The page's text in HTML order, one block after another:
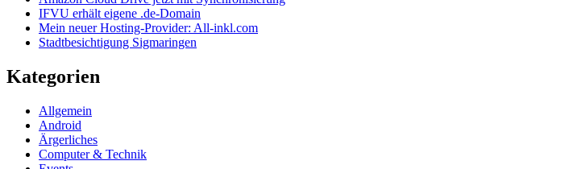
IFVU erhält eigene .de-Domain
Mein neuer Hosting-Provider: All-inkl.com
Stadtbesichtigung Sigmaringen
Kategorien
Allgemein
Android
Ärgerliches
Computer & Technik